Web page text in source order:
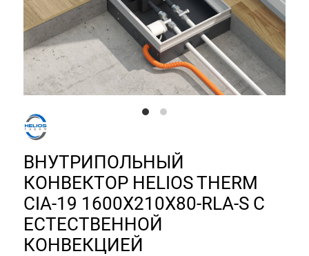
ВНУТРИПОЛЬНЫЙ
КОНВЕКТОР HELIOS THERM
CIA-19 1600X210X80-RLA-S С
ЕСТЕСТВЕННОЙ
КОНВЕКЦИЕЙ